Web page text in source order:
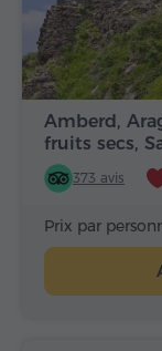
Amberd,
fruits secs,
373 avis
Prix par